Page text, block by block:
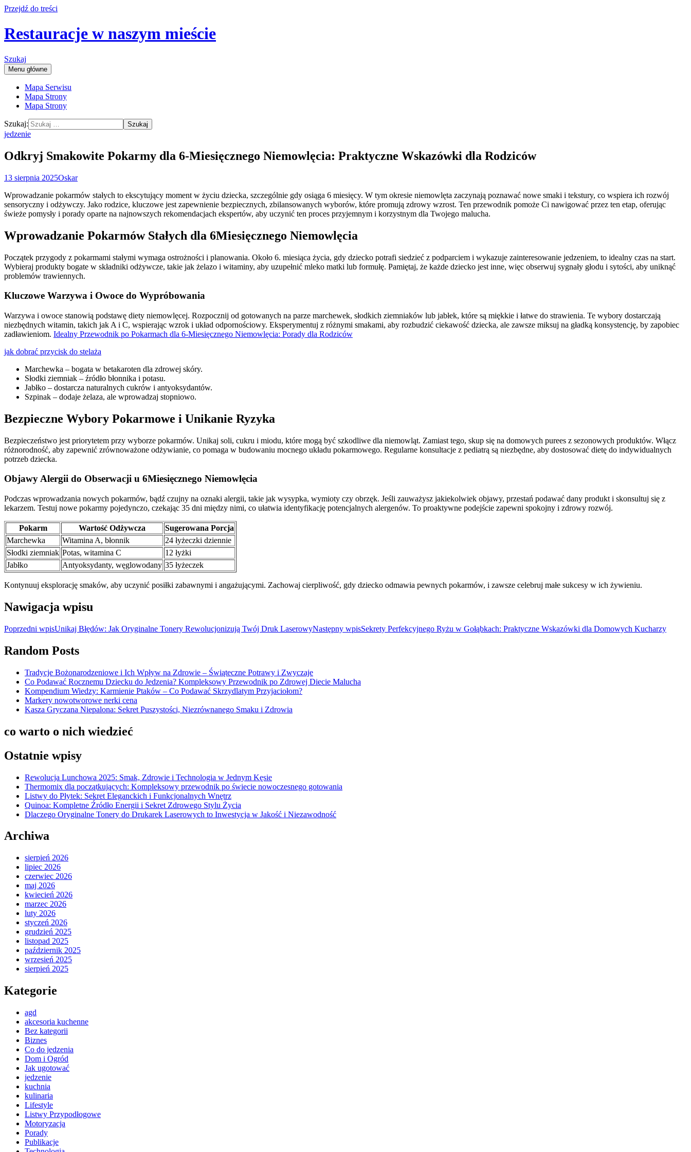
Przejdź do treści
Restauracje w naszym mieście
Szukaj
Menu główne
Mapa Serwisu
Mapa Strony
Mapa Strony
Szukaj:
jedzenie
Odkryj Smakowite Pokarmy dla 6-Miesięcznego Niemowlęcia: Praktyczne Wskazówki dla Rodziców
13 sierpnia 2025Oskar
Wprowadzanie pokarmów stałych to ekscytujący moment w życiu dziecka, szczególnie gdy osiąga 6 miesięcy. W tym okresie niemowlęta zaczynają poznawać nowe smaki i tekstury, co wspiera ich rozwój
sensoryczny i odżywczy. Jako rodzice, kluczowe jest zapewnienie bezpiecznych, zbilansowanych wyborów, które promują zdrowy wzrost. Ten przewodnik pomoże Ci nawigować przez ten etap, oferując
świeże pomysły i porady oparte na najnowszych rekomendacjach ekspertów, aby uczynić ten proces przyjemnym i korzystnym dla Twojego malucha.
Wprowadzanie Pokarmów Stałych dla 6Miesięcznego Niemowlęcia
Początek przygody z pokarmami stałymi wymaga ostrożności i planowania. Około 6. miesiąca życia, gdy dziecko potrafi siedzieć z podparciem i wykazuje zainteresowanie jedzeniem, to idealny czas na start.
Wybieraj produkty bogate w składniki odżywcze, takie jak żelazo i witaminy, aby uzupełnić mleko matki lub formułę. Pamiętaj, że każde dziecko jest inne, więc obserwuj sygnały głodu i sytości, aby uniknąć
problemów trawiennych.
Kluczowe Warzywa i Owoce do Wypróbowania
Warzywa i owoce stanowią podstawę diety niemowlęcej. Rozpocznij od gotowanych na parze marchewek, słodkich ziemniaków lub jabłek, które są miękkie i łatwe do strawienia. Te wybory dostarczają
niezbędnych witamin, takich jak A i C, wspierając wzrok i układ odpornościowy. Eksperymentuj z różnymi smakami, aby rozbudzić ciekawość dziecka, ale zawsze miksuj na gładką konsystencję, by zapobiec
zadławieniom. Idealny Przewodnik po Pokarmach dla 6-Miesięcznego Niemowlęcia: Porady dla Rodziców
jak dobrać przycisk do stelaża
Marchewka – bogata w betakaroten dla zdrowej skóry.
Słodki ziemniak – źródło błonnika i potasu.
Jabłko – dostarcza naturalnych cukrów i antyoksydantów.
Szpinak – dodaje żelaza, ale wprowadzaj stopniowo.
Bezpieczne Wybory Pokarmowe i Unikanie Ryzyka
Bezpieczeństwo jest priorytetem przy wyborze pokarmów. Unikaj soli, cukru i miodu, które mogą być szkodliwe dla niemowląt. Zamiast tego, skup się na domowych purees z sezonowych produktów. Włącz
różnorodność, aby zapewnić zrównoważone odżywianie, co pomaga w budowaniu mocnego układu pokarmowego. Regularne konsultacje z pediatrą są niezbędne, aby dostosować dietę do indywidualnych
potrzeb dziecka.
Objawy Alergii do Obserwacji u 6Miesięcznego Niemowlęcia
Podczas wprowadzania nowych pokarmów, bądź czujny na oznaki alergii, takie jak wysypka, wymioty czy obrzęk. Jeśli zauważysz jakiekolwiek objawy, przestań podawać dany produkt i skonsultuj się z
lekarzem. Testuj nowe pokarmy pojedynczo, czekając 35 dni między nimi, co ułatwia identyfikację potencjalnych alergenów. To proaktywne podejście zapewni spokojny i zdrowy rozwój.
Pokarm Wartość Odżywcza
Sugerowana Porcja
Marchewka
Witamina A, błonnik
24 łyżeczki dziennie
Słodki ziemniak Potas, witamina C
12 łyżki
Jabłko
Antyoksydanty, węglowodany 35 łyżeczek
Kontynuuj eksplorację smaków, aby uczynić posiłki zabawnymi i angażującymi. Zachowaj cierpliwość, gdy dziecko odmawia pewnych pokarmów, i zawsze celebruj małe sukcesy w ich żywieniu.
Nawigacja wpisu
Poprzedni wpisUnikaj Błędów: Jak Oryginalne Tonery Rewolucjonizują Twój Druk LaserowyNastępny wpisSekrety Perfekcyjnego Ryżu w Gołąbkach: Praktyczne Wskazówki dla Domowych Kucharzy
Random Posts
Tradycje Bożonarodzeniowe i Ich Wpływ na Zdrowie – Świąteczne Potrawy i Zwyczaje
Co Podawać Rocznemu Dziecku do Jedzenia? Kompleksowy Przewodnik po Zdrowej Diecie Malucha
Kompendium Wiedzy: Karmienie Ptaków – Co Podawać Skrzydlatym Przyjaciołom?
Markery nowotworowe nerki cena
Kasza Gryczana Niepalona: Sekret Puszystości, Niezrównanego Smaku i Zdrowia
co warto o nich wiedzieć
Ostatnie wpisy
Rewolucja Lunchowa 2025: Smak, Zdrowie i Technologia w Jednym Kęsie
Thermomix dla początkujących: Kompleksowy przewodnik po świecie nowoczesnego gotowania
Listwy do Płytek: Sekret Eleganckich i Funkcjonalnych Wnętrz
Quinoa: Kompletne Źródło Energii i Sekret Zdrowego Stylu Życia
Dlaczego Oryginalne Tonery do Drukarek Laserowych to Inwestycja w Jakość i Niezawodność
Archiwa
sierpień 2026
lipiec 2026
czerwiec 2026
maj 2026
kwiecień 2026
marzec 2026
luty 2026
styczeń 2026
grudzień 2025
listopad 2025
październik 2025
wrzesień 2025
sierpień 2025
Kategorie
agd
akcesoria kuchenne
Bez kategorii
Biznes
Co do jedzenia
Dom i Ogród
Jak ugotować
jedzenie
kuchnia
kulinaria
Lifestyle
Listwy Przypodłogowe
Motoryzacja
Porady
Publikacje